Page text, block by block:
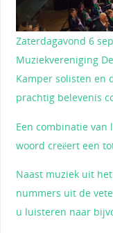
Zaterdagavond 6
Muziekvereniging
Kamper solisten en
prachtig belevenis
Een combinatie van
woord creëert een
Naast muziek uit
nummers uit de
u luisteren naar